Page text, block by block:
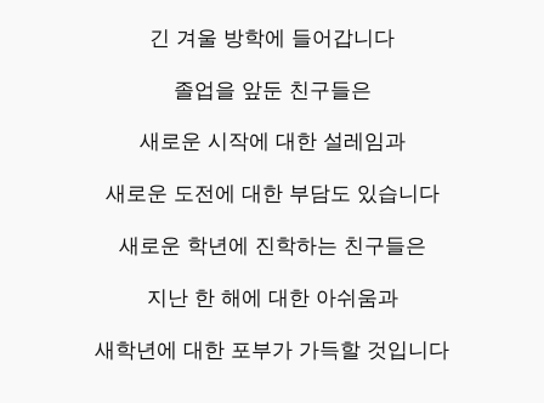
긴 겨울 방학에 들어갑니다
졸업을 앞둔 친구들은
새로운 시작에 대한 설레임과
새로운 도전에 대한 부담도 있습니다
새로운 학년에 진학하는 친구들은
지난 한 해에 대한 아쉬움과
새학년에 대한 포부가 가득할 것입니다